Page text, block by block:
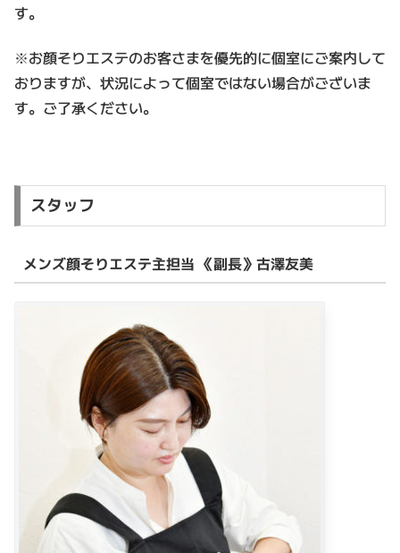
す。
※お顔そりエステのお客さまを優先的に個室にご案内して
おりますが、状況によって個室ではない場合がございま
す。ご了承ください。
スタッフ
メンズ顔そりエステ主担当 《副長》古澤友美